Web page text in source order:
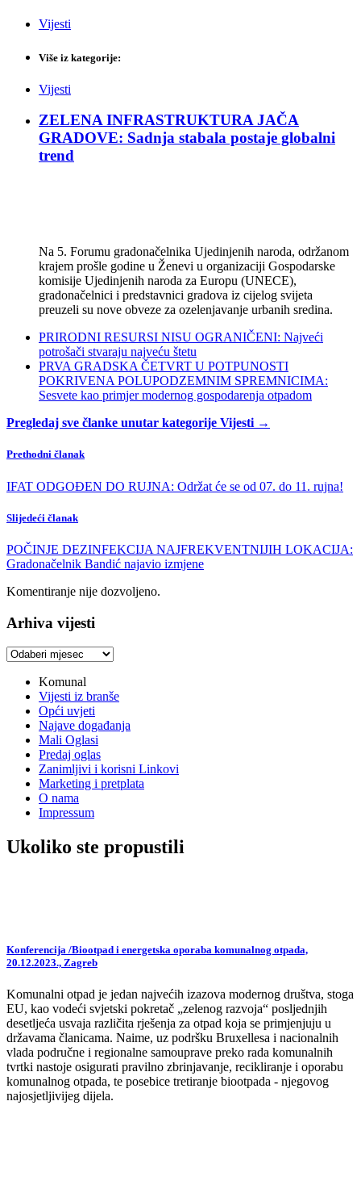
Vijesti
Više iz kategorije:
Vijesti
ZELENA INFRASTRUKTURA JAČA
GRADOVE: Sadnja stabala postaje globalni
trend
Na 5. Forumu gradonačelnika Ujedinjenih naroda, održanom
krajem prošle godine u Ženevi u organizaciji Gospodarske
komisije Ujedinjenih naroda za Europu (UNECE),
gradonačelnici i predstavnici gradova iz cijelog svijeta
preuzeli su nove obveze za ozelenjavanje urbanih sredina.
PRIRODNI RESURSI NISU OGRANIČENI: Najveći
potrošači stvaraju najveću štetu
PRVA GRADSKA ČETVRT U POTPUNOSTI
POKRIVENA POLUPODZEMNIM SPREMNICIMA:
Sesvete kao primjer modernog gospodarenja otpadom
Pregledaj sve članke unutar kategorije Vijesti →
Prethodni članak
IFAT ODGOĐEN DO RUJNA: Održat će se od 07. do 11. rujna!
Slijedeći članak
POČINJE DEZINFEKCIJA NAJFREKVENTNIJIH LOKACIJA:
Gradonačelnik Bandić najavio izmjene
Komentiranje nije dozvoljeno.
Arhiva vijesti
Arhiva
Komunal
Vijesti iz branše
Opći uvjeti
Najave događanja
Mali Oglasi
Predaj oglas
Zanimljivi i korisni Linkovi
Marketing i pretplata
O nama
Impressum
Ukoliko ste propustili
Konferencija /Biootpad i energetska oporaba komunalnog otpada,
20.12.2023., Zagreb
Komunalni otpad je jedan najvećih izazova modernog društva, stoga
EU, kao vodeći svjetski pokretač „zelenog razvoja“ posljednjih
desetljeća usvaja različita rješenja za otpad koja se primjenjuju u
državama članicama. Naime, uz podršku Bruxellesa i nacionalnih
vlada područne i regionalne samouprave preko rada komunalnih
tvrtki nastoje osigurati pravilno zbrinjavanje, recikliranje i oporabu
komunalnog otpada, te posebice tretiranje biootpada - njegovog
najosjetljivijeg dijela.